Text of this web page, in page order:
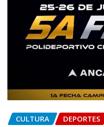
CULTURA DEPORTES